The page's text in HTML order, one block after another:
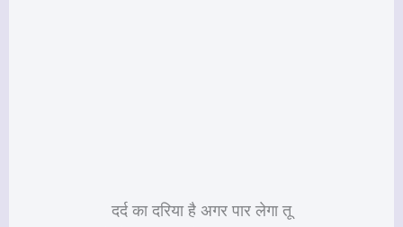
दर्द का दरिया है अगर पार लेगा तू